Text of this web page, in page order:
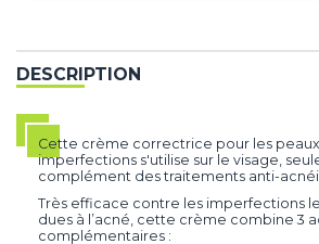
DESCRIPTION
Cette crème correctrice pour les peaux
imperfections s'utilise sur le visage,
complément des traitements anti-
Très efficace contre les imperfections
dues à l’acné, cette crème combine 3
complémentaires :